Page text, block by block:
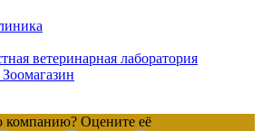
ветеринарная лаборатория
Оцените её